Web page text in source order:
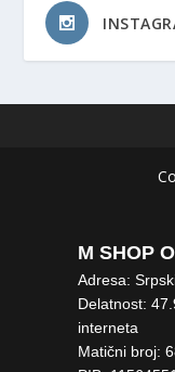
M SHOP
Adresa:
Delatnost:
interneta
Matični broj: